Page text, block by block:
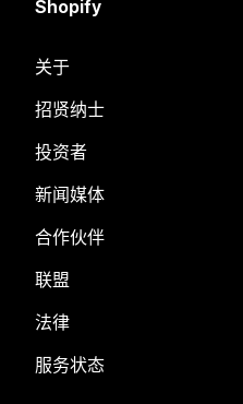
Shopify
关于
招贤纳士
投资者
新闻媒体
合作伙伴
联盟
法律
服务状态